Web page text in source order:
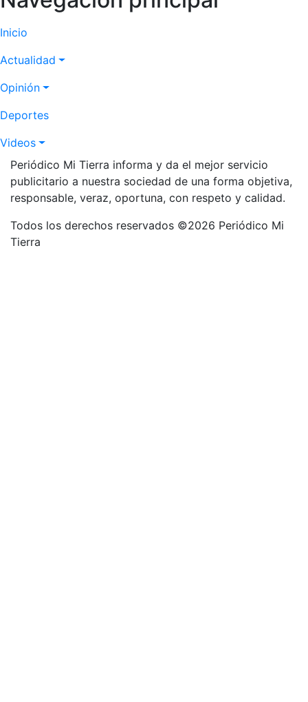
Inicio
Actualidad
Opinión
Deportes
Videos
Periódico Mi Tierra informa y da el mejor servicio
publicitario a nuestra sociedad de una forma objetiva,
responsable, veraz, oportuna, con respeto y calidad.
Todos los derechos reservados ©2026 Periódico Mi
Tierra